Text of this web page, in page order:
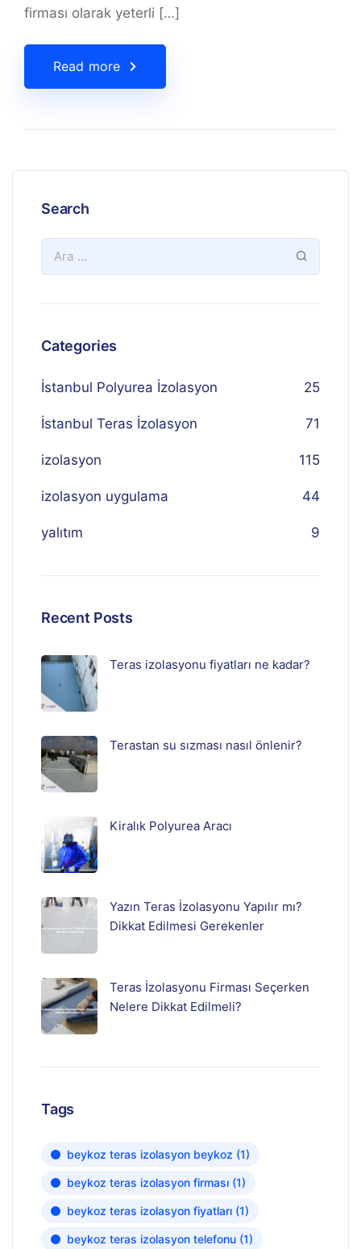
firması olarak yeterli […]
Read more
Search
Categories
İstanbul Polyurea İzolasyon 25
İstanbul Teras İzolasyon 71
izolasyon 115
izolasyon uygulama 44
yalıtım 9
Recent Posts
Teras izolasyonu fiyatları ne kadar?
Terastan su sızması nasıl önlenir?
Kiralık Polyurea Aracı
Yazın Teras İzolasyonu Yapılır mı?
Dikkat Edilmesi Gerekenler
Teras İzolasyonu Firması Seçerken
Nelere Dikkat Edilmeli?
Tags
beykoz teras izolasyon beykoz (1)
beykoz teras izolasyon firması (1)
beykoz teras izolasyon fiyatları (1)
beykoz teras izolasyon telefonu (1)